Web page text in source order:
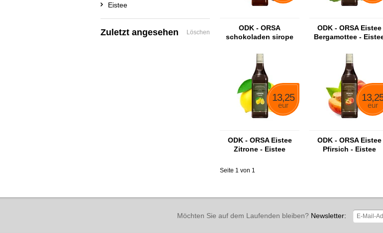
ODK - ORSA
schokoladen sirope
ODK - ORSA Eistee
Bergamottee -
13,25
eur
ODK - ORSA Eistee
Zitrone - Eistee
eur
ODK - ORSA Eistee
Pfirsich - Eistee
Seite 1 von 1
Eistee
Zuletzt angesehen Löschen
Möchten Sie auf dem Laufenden bleiben?Newsletter: